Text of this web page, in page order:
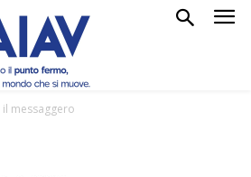
il messaggero